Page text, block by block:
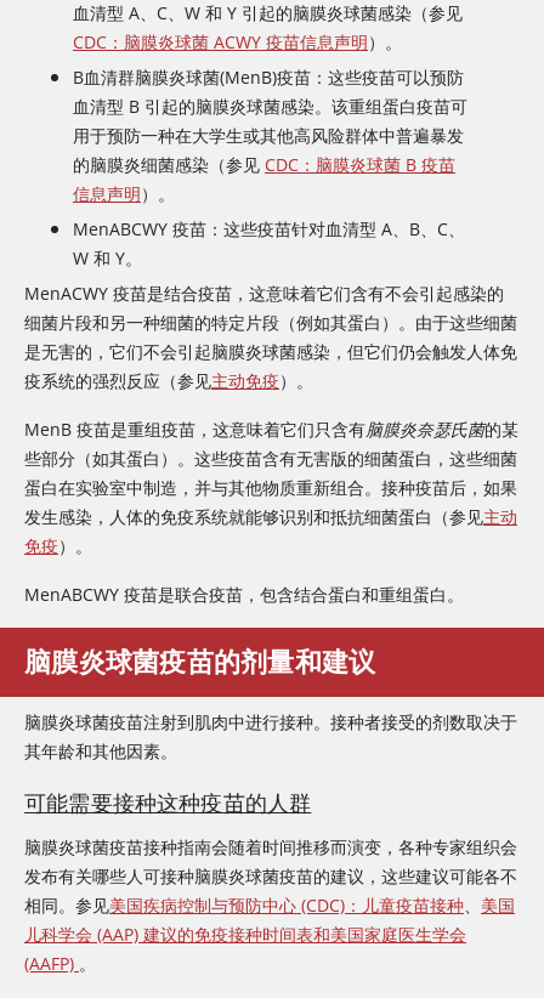
血清型 A、C、W 和 Y 引起的脑膜炎球菌感染（参见
CDC：脑膜炎球菌 ACWY 疫苗信息声明）。
B血清群脑膜炎球菌(MenB)疫苗：这些疫苗可以预防
血清型 B 引起的脑膜炎球菌感染。该重组蛋白疫苗可
用于预防一种在大学生或其他高风险群体中普遍暴发
的脑膜炎细菌感染（参见 CDC：脑膜炎球菌 B 疫苗
信息声明）。
MenABCWY 疫苗：这些疫苗针对血清型 A、B、C、
W 和 Y。
MenACWY 疫苗是结合疫苗，这意味着它们含有不会引起感染的
细菌片段和另一种细菌的特定片段（例如其蛋白）。由于这些细菌
是无害的，它们不会引起脑膜炎球菌感染，但它们仍会触发人体免
疫系统的强烈反应（参见主动免疫）。
MenB 疫苗是重组疫苗，这意味着它们只含有脑膜炎奈瑟氏菌的某
些部分（如其蛋白）。这些疫苗含有无害版的细菌蛋白，这些细菌
蛋白在实验室中制造，并与其他物质重新组合。接种疫苗后，如果
发生感染，人体的免疫系统就能够识别和抵抗细菌蛋白（参见主动
免疫）。
MenABCWY 疫苗是联合疫苗，包含结合蛋白和重组蛋白。
脑膜炎球菌疫苗的剂量和建议
脑膜炎球菌疫苗注射到肌肉中进行接种。接种者接受的剂数取决于
其年龄和其他因素。
可能需要接种这种疫苗的人群
脑膜炎球菌疫苗接种指南会随着时间推移而演变，各种专家组织会
发布有关哪些人可接种脑膜炎球菌疫苗的建议，这些建议可能各不
相同。参见美国疾病控制与预防中心 (CDC)：儿童疫苗接种、 美国
儿科学会 (AAP) 建议的免疫接种时间表和美国家庭医生学会
(AAFP) 。